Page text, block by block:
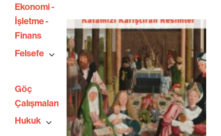
Ekonomi -
İşletme -
Finans
Felsefe
Göç
Çalışmaları
Hukuk